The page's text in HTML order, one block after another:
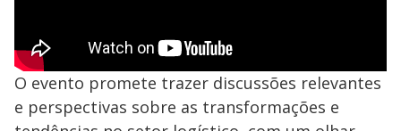
O evento promete trazer discussões relevantes
e perspectivas sobre as transformações e